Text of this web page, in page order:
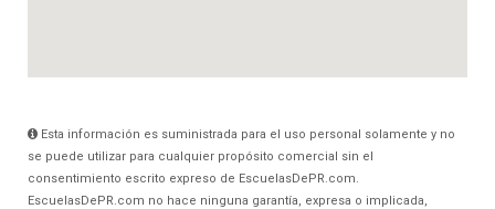
Esta información es suministrada para el uso personal solamente y no
se puede utilizar para cualquier propósito comercial sin el
consentimiento escrito expreso de EscuelasDePR.com.
EscuelasDePR.com no hace ninguna garantía, expresa o implicada,